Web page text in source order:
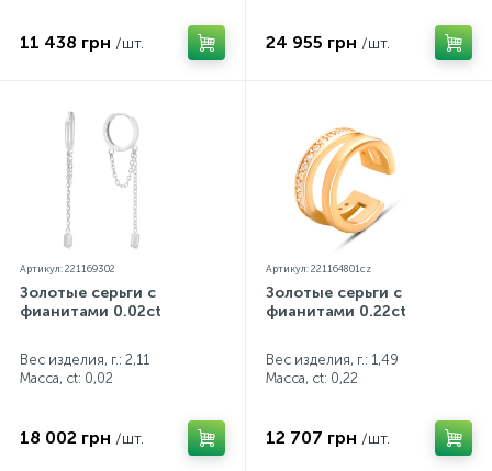
11 438 грн /шт. 24 955 грн /шт.
Артикул: 221169302
Золотые серьги с
фианитами 0.02ct
Вес изделия, г.: 2,11
Масса, ct: 0,02
18 002 грн /шт.
Артикул: 221164801cz
Золотые серьги с
фианитами 0.22ct
Вес изделия, г.: 1,49
Масса, ct: 0,22
12 707 грн /шт.